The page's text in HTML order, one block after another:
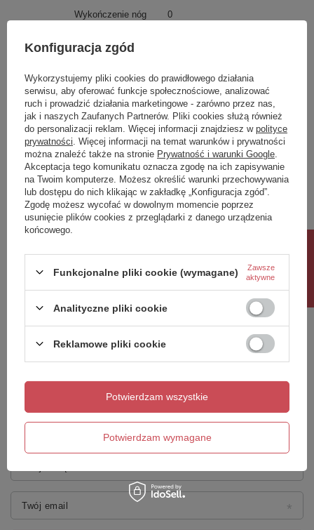
Wykończenie nóg 0
Dostępność
produktu.
Potrzebujesz pomocy? Masz pytania?
Zadaj pytanie a my odpowiemy niezwłocznie,
najciekawsze pytania i odpowiedzi publikując
dla innych.
Zadaj pytanie
Napisz swoją opinię
5/5
Treść twojej opinii
Dodaj własne zdjęcie produktu:
Twój email
Konfiguracja zgód
Wykorzystujemy pliki cookies do prawidłowego działania
serwisu, aby oferować funkcje społecznościowe, analizować
ruch i prowadzić działania marketingowe - zarówno przez nas,
jak i naszych Zaufanych Partnerów. Pliki cookies służą również
do personalizacji reklam. Więcej informacji znajdziesz w polityce
prywatności . Więcej informacji na temat warunków i prywatności
można znaleźć także na stronie Prywatność i warunki Google
Akceptacja tego komunikatu oznacza zgodę na ich zapisywanie
na Twoim komputerze. Możesz określić warunki przechowywania
lub dostępu do nich klikając w zakładkę „Konfiguracja zgód”.
Zgodę możesz wycofać w dowolnym momencie poprzez
usunięcie plików cookies z przeglądarki z danego urządzenia
końcowego.
Funkcjonalne pliki cookie (wymagane)
Zawsze
aktywne
Analityczne pliki cookie
Reklamowe pliki cookie
Potwierdzam wymagane
Potwierdzam wszystkie